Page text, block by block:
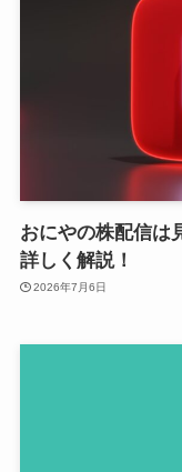
おにやの株配信は
詳しく解説！
2026年7月6日